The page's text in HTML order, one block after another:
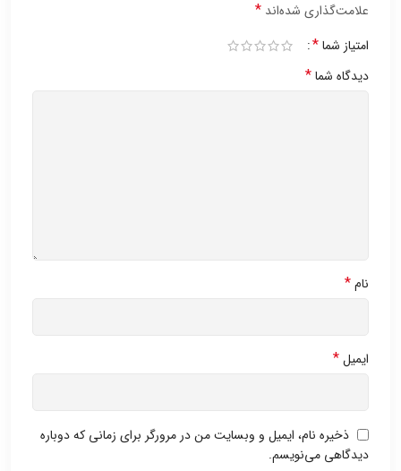
علامت‌گذاری شده‌اند *
امتیاز شما*
دیدگاه شما*
نام*
ایمیل*
ذخیره نام، ایمیل و وبسایت من در مرورگر برای زمانی که دوباره
دیدگاهی می‌نویسم.